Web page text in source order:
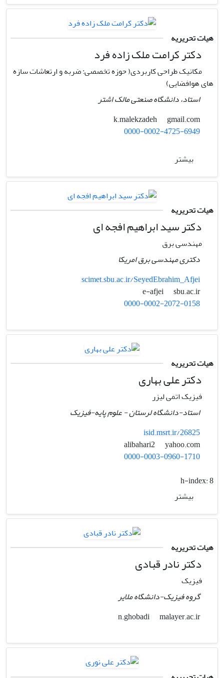
هیات تحریریه
دکتر کرامت ملک زاده فرد
مکانیک طراحی کاربردی( حوزه تخصصی: ضربه و ارتعاشات سازه
های هوافضایی)
استاد، دانشگاه صنعتی مالک اشتر
gmail.com
0000-0002-4725-6949
بیشتر
هیات تحریریه
دکتر سید ابراهیم افجه ای
مهندسی برق
دکتری مهندسی برق امریکا
scimet.sbu.ac.ir/SeyedEbrahim_Afjei
e-afjei
sbu.ac.ir
0000-0002-2072-0158
هیات تحریریه
دکتر علی بهاری
فیزیک اتمی لیزر
استاد-دانشگاه لرستان - علوم پایه-فیزیک
isid.msrt.ir/26825
yahoo.com
0000-0003-0960-1710
h-index:8
بیشتر
هیات تحریریه
دکتر نادر قبادی
فیزیک
گروه فیزیک-دانشگاه ملایر
n.ghobadi
malayer.ac.ir